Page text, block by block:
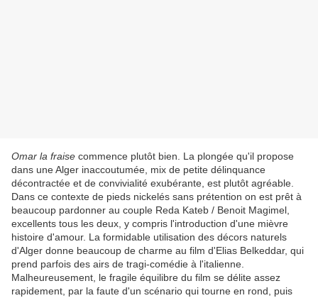
Omar la fraise commence plutôt bien. La plongée qu'il propose
dans une Alger inaccoutumée, mix de petite délinquance
décontractée et de convivialité exubérante, est plutôt agréable.
Dans ce contexte de pieds nickelés sans prétention on est prêt à
beaucoup pardonner au couple Reda Kateb / Benoit Magimel,
excellents tous les deux, y compris l'introduction d'une mièvre
histoire d'amour. La formidable utilisation des décors naturels
d'Alger donne beaucoup de charme au film d'Elias Belkeddar, qui
prend parfois des airs de tragi-comédie à l'italienne.
Malheureusement, le fragile équilibre du film se délite assez
rapidement, par la faute d'un scénario qui tourne en rond, puis